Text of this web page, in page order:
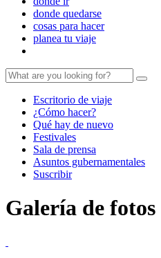
donde quedarse
cosas para hacer
planea tu viaje
Escritorio de viaje
¿Cómo hacer?
Qué hay de nuevo
Festivales
Sala de prensa
Asuntos gubernamentales
Suscribir
Galería de fotos